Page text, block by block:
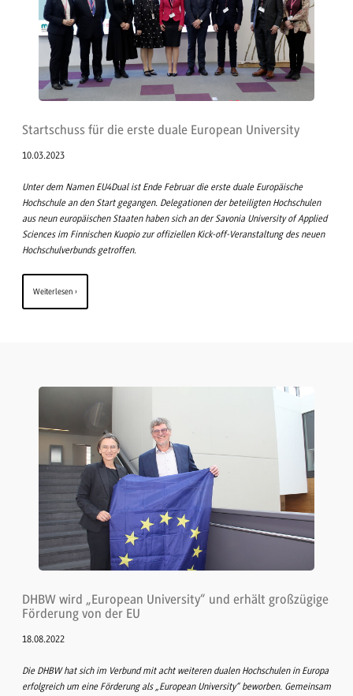
Startschuss für die erste duale European University
10.03.2023
Unter dem Namen EU4Dual ist Ende Februar die erste duale Europäische
Hochschule an den Start gegangen. Delegationen der beteiligten Hochschulen
aus neun europäischen Staaten haben sich an der Savonia University of Applied
Sciences im Finnischen Kuopio zur offiziellen Kick-off-Veranstaltung des neuen
Hochschulverbunds getroffen.
Weiterlesen
DHBW wird „European University“ und erhält großzügige
Förderung von der EU
18.08.2022
Die DHBW hat sich im Verbund mit acht weiteren dualen Hochschulen in Europa
erfolgreich um eine Förderung als „European University“ beworben. Gemeinsam